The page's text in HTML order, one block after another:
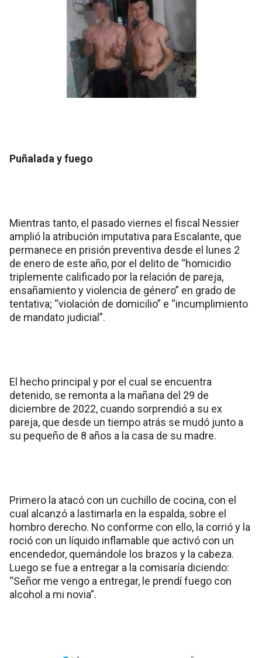
Puñalada y fuego
Mientras tanto, el pasado viernes el fiscal Nessier
amplió la atribución imputativa para Escalante, que
permanece en prisión preventiva desde el lunes 2
de enero de este año, por el delito de “homicidio
triplemente calificado por la relación de pareja,
ensañamiento y violencia de género” en grado de
tentativa; “violación de domicilio” e “incumplimiento
de mandato judicial”.
El hecho principal y por el cual se encuentra
detenido, se remonta a la mañana del 29 de
diciembre de 2022, cuando sorprendió a su ex
pareja, que desde un tiempo atrás se mudó junto a
su pequeño de 8 años a la casa de su madre.
Primero la atacó con un cuchillo de cocina, con el
cual alcanzó a lastimarla en la espalda, sobre el
hombro derecho. No conforme con ello, la corrió y la
roció con un líquido inflamable que activó con un
encendedor, quemándole los brazos y la cabeza.
Luego se fue a entregar a la comisaría diciendo:
“Señor me vengo a entregar, le prendí fuego con
alcohol a mi novia”.